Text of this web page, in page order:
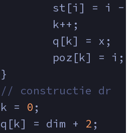
st[i] = i
		k++;
		q[k] = x;
		poz[k] = i;
	}
// constructie dr
	k =
0 ;
	q[k] = dim +
2 ;